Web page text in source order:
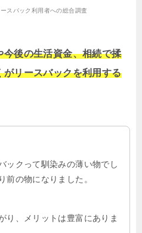
スバック利用者への総合調査
今後の生活資金、相続で揉
リースバックを利用する
ックって馴染みの薄い物でし
前の物になりました。
り、メリットは豊富にありま